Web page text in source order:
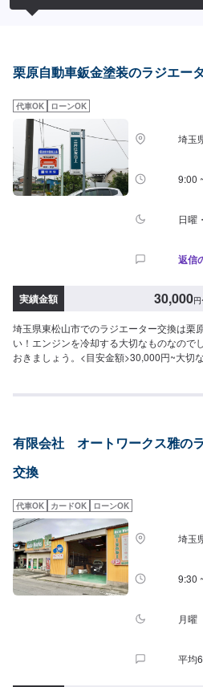
栗原自動車鈑金塗装のラジエー
代車OK ローンOK
埼玉
9:00
日曜
返信
実績金額 30,000円
埼玉県東松山市でのラジエーター交換は栗
い！エンジンを冷却する大切なものなので
おきましょう。<目安金額>30,000円~大切
仕上がりを常にご提供できるよう研鑽努力
えてまいります。オイル交換や車検、タイ
有限会社 オートワークス雅の
交換
代車OK カードOK ローンOK
埼玉
9:30
月曜
平均